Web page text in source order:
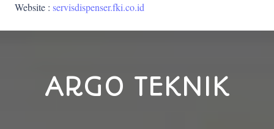
Website : servisdispenser.fki.co.id
ARGO TEKNIK